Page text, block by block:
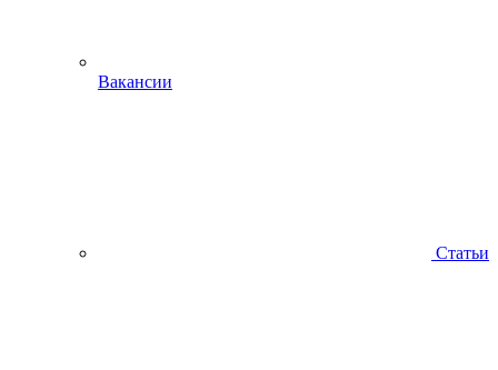
Вакансии
Статьи